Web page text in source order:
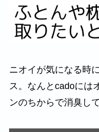
ニオイが気になる時
ス。なんとcadoには
ンのちからで消臭し